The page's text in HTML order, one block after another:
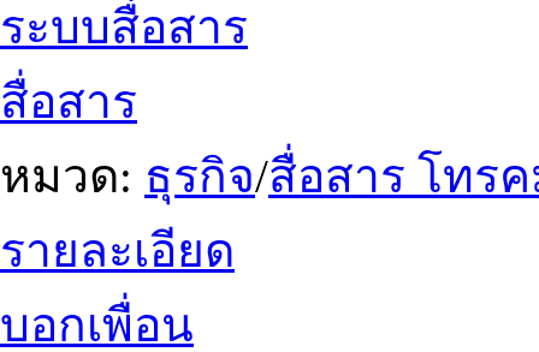
ระบบสื่อสาร
สื่อสาร
หมวด: ธุรกิจ/สื่อสาร โทร
รายละเอียด
บอกเพื่อน